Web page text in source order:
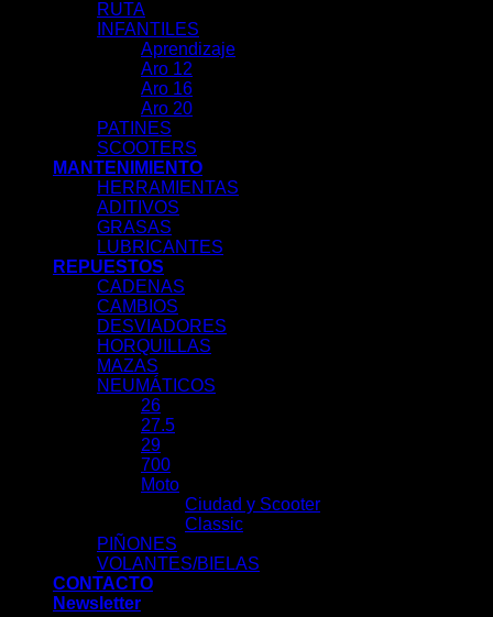
RUTA
INFANTILES
Aprendizaje
Aro 12
Aro 16
Aro 20
PATINES
SCOOTERS
MANTENIMIENTO
HERRAMIENTAS
ADITIVOS
GRASAS
LUBRICANTES
REPUESTOS
CADENAS
CAMBIOS
DESVIADORES
HORQUILLAS
MAZAS
NEUMÁTICOS
26
27.5
29
700
Moto
Ciudad y Scooter
Classic
PIÑONES
VOLANTES/BIELAS
CONTACTO
Newsletter